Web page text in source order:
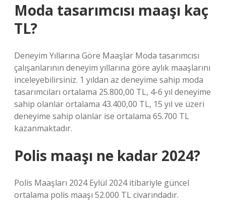
Moda tasarımcısı maaşı kaç
TL?
Deneyim Yıllarına Göre Maaşlar Moda tasarımcısı
çalışanlarının deneyim yıllarına göre aylık maaşlarını
inceleyebilirsiniz. 1 yıldan az deneyime sahip moda
tasarımcıları ortalama 25.800,00 TL, 4-6 yıl deneyime
sahip olanlar ortalama 43.400,00 TL, 15 yıl ve üzeri
deneyime sahip olanlar ise ortalama 65.700 TL
kazanmaktadır.
Polis maaşı ne kadar 2024?
Polis Maaşları 2024 Eylül 2024 itibariyle güncel
ortalama polis maaşı 52.000 TL civarındadır.